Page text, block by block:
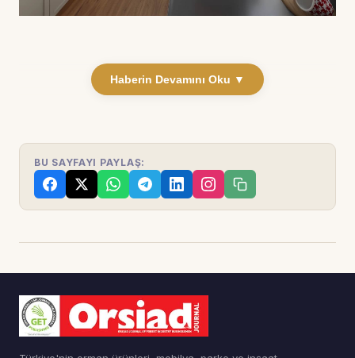
Haberin Devamını Oku ▼
BU SAYFAYI PAYLAŞ: